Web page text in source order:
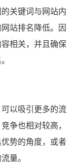
关键词与网站内
站排名降低。因
相关，并且确保
以吸引更多的流
争也相对较高，
势的角度，或者
量。